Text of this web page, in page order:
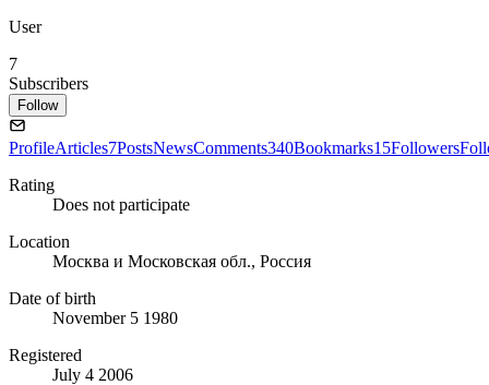
User
7
Subscribers
Follow
ProfileArticles7PostsNewsComments340Bookmarks15Followers
Rating
Does not participate
Location
Москва и Московская обл., Россия
Date of birth
November 5 1980
Registered
July 4 2006